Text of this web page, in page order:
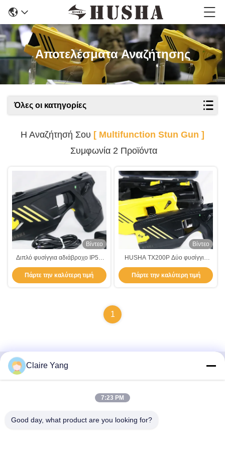
Αποτελέσματα Αναζήτησης
Όλες οι κατηγορίες
Η Αναζήτησή Σου [ Multifunction Stun Gun ]
Συμφωνία 2 Προϊόντα
Βίντεο
Διπλό φυσίγγια αδιάβροχο IP57
Digital Display Stun Gun
Conducted Energy Weapon
Πάρτε την καλύτερη τιμή
Βίντεο
HUSHA TX200P Δύο φυσίγγια
Πυροβόλο αναισθητοποίησης με
IP57 Ανερόφθαλμο και Δύο λέιζερ
& LED Light Non Lethal Weapon
Πάρτε την καλύτερη τιμή
1
Γρήγορη επικοινωνία
Κοινότητα Qinghu, Περιοχή Longhua, Πόλη Shenzhen,
Claire Yang
7:23 PM
Good day, what product are you looking for?